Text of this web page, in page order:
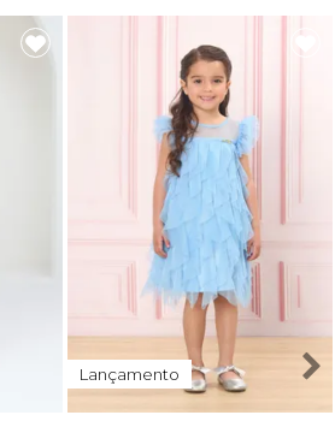
Lançamento